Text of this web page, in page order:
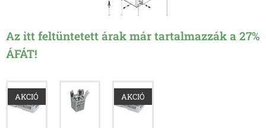
Az itt feltüntetett árak már tartalmazzák a 27%
ÁFÁT!
AKCIÓ AKCIÓ